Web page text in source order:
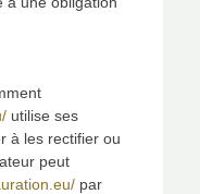
utilise ses
à les rectifier ou
peut
par